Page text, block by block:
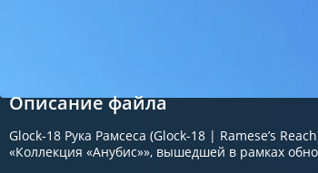
Описание файла
Glock-18 Рука Рамсеса (Glock-18 | Ramese’s
«Коллекция «Анубис»», вышедшей в рамках